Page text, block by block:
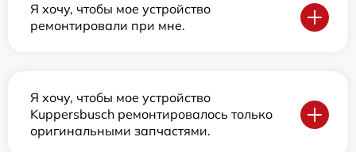
Я хочу, чтобы мое устройство
ремонтировали при мне.
Я хочу, чтобы мое устройство
Kuppersbusch ремонтировалось только
оригинальными запчастями.